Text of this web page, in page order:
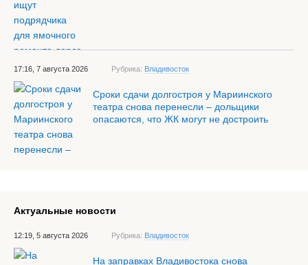
17:16, 7 августа 2026 Рубрика: Владивосток
Сроки сдачи долгостроя у Мариинского
театра снова перенесли – дольщики
опасаются, что ЖК могут не достроить
Актуальные новости
12:19, 5 августа 2026 Рубрика: Владивосток
На заправках Владивостока снова